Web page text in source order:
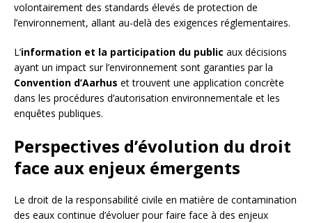
volontairement des standards élevés de protection de
l’environnement, allant au-delà des exigences réglementaires.
L’information et la participation du public aux décisions
ayant un impact sur l’environnement sont garanties par la
Convention d’Aarhus et trouvent une application concrète
dans les procédures d’autorisation environnementale et les
enquêtes publiques.
Perspectives d’évolution du droit
face aux enjeux émergents
Le droit de la responsabilité civile en matière de contamination
des eaux continue d’évoluer pour faire face à des enjeux